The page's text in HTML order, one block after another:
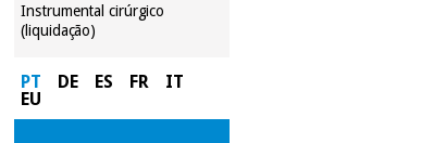
Instrumental cirúrgico
(liquidação)
PT DE ES FR
IT
EU